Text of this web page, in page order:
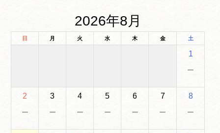
2026年8月
日 月 火 水 木 金 土
1
－
2
－
3
－
4
－
5
－
6
－
7
－
8
－